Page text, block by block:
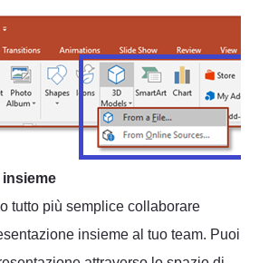
insieme
tutto più semplice collaborare
insieme al tuo team. Puoi